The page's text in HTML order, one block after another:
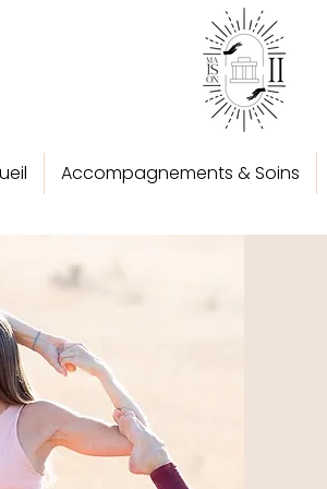
Accompagnements & Soins